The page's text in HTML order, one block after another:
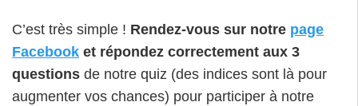
C’est très simple ! Rendez-vous sur notre page
Facebook et répondez correctement aux 3
questions de notre quiz (des indices sont là pour
augmenter vos chances) pour participer à notre